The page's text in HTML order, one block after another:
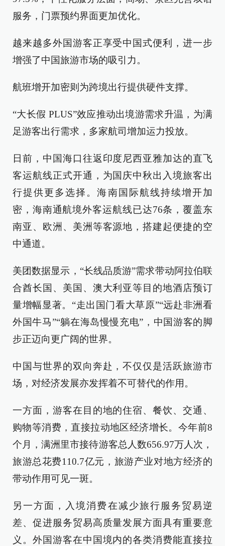
服务，门票预约界面更加优化。
越来越多外国游客正享受中国式便利，进一步
增强了中国旅游市场的吸引力。
航班增开加密则为跨境出行提供硬件支撑。
“大长假 PLUS”效应推动出境游需求升温，为满
足游客出行需求，多家航司增加运力投放。
日前，中国海口往返印度尼西亚雅加达的直飞
客运航线正式开通，为国庆中秋出入境旅客出
行提供更多选择。海南国际航线持续增开加
密，海南通航境外客运航线已达76条，覆盖东
南亚、欧洲、美洲等客源地，搭建起便捷的空
中通道。
美团数据显示，“长线品质游”需求带动阿拉伯联
合酋长国、美国、澳大利亚等目的地酒店预订
量增幅显著。“走出国门看大草原”“远赴非洲看
外国牛马”“躺在海岛慢慢充电”，中国游客的脚
步正迈向更广阔的世界。
中国与世界的双向奔赴，不仅仅是活跃旅游市
场，对经济发展亦发挥着不可替代的作用。
一方面，游客在目的地的住宿、餐饮、交通、
购物等消费，直接拉动地区经济增长。今年前8
个月，满洲里市接待游客总人数656.97万人次，
旅游总花费110.7亿元，旅游产业对地方经济的
带动作用可见一斑。
另一方面，入境消费在减少旅行服务贸易逆
差、促进服务贸易高质量发展方面具有重要意
义。外国游客在中国境内的各类消费能直接拉